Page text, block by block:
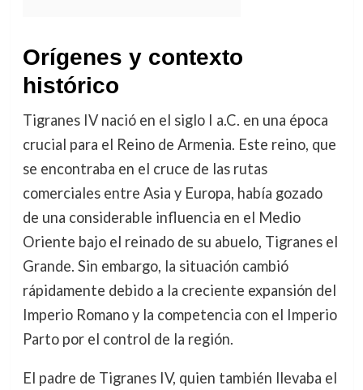
Orígenes y contexto
histórico
Tigranes IV nació en el siglo I a.C. en una época
crucial para el Reino de Armenia. Este reino, que
se encontraba en el cruce de las rutas
comerciales entre Asia y Europa, había gozado
de una considerable influencia en el Medio
Oriente bajo el reinado de su abuelo, Tigranes el
Grande. Sin embargo, la situación cambió
rápidamente debido a la creciente expansión del
Imperio Romano y la competencia con el Imperio
Parto por el control de la región.
El padre de Tigranes IV, quien también llevaba el